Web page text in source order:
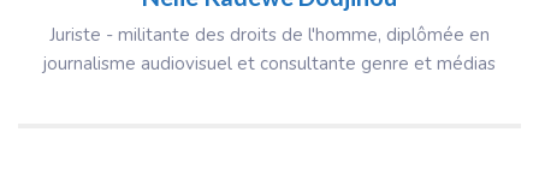
Juriste - militante des droits de l'homme, diplômée en
journalisme audiovisuel et consultante genre et médias